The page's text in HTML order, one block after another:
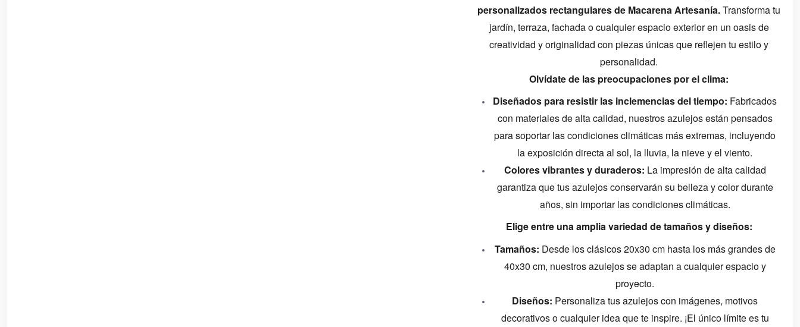
personalizados rectangulares de Macarena Artesanía.Transforma tu
jardín, terraza, fachada o cualquier espacio exterior en un oasis de
creatividad y originalidad con piezas únicas que reflejen tu estilo y
personalidad.
Olvídate de las preocupaciones por el clima:
Diseñados para resistir las inclemencias del tiempo: Fabricados
con materiales de alta calidad, nuestros azulejos están pensados
para soportar las condiciones climáticas más extremas, incluyendo
la exposición directa al sol, la lluvia, la nieve y el viento.
Colores vibrantes y duraderos: La impresión de alta calidad
garantiza que tus azulejos conservarán su belleza y color durante
años, sin importar las condiciones climáticas.
Elige entre una amplia variedad de tamaños y diseños:
Tamaños: Desde los clásicos 20x30 cm hasta los más grandes de
40x30 cm, nuestros azulejos se adaptan a cualquier espacio y
proyecto.
Diseños: Personaliza tus azulejos con imágenes, motivos
decorativos o cualquier idea que te inspire. ¡El único límite es tu